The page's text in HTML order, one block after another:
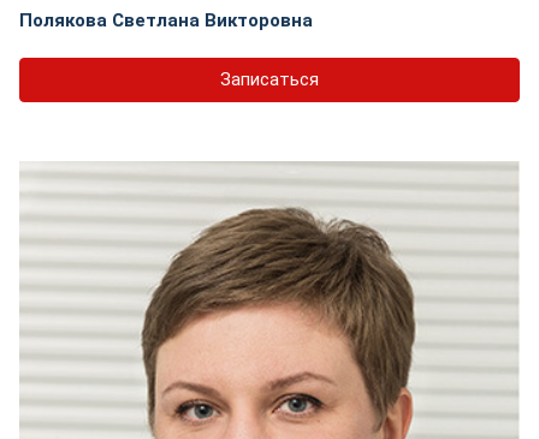
Полякова Светлана Викторовна
Записаться